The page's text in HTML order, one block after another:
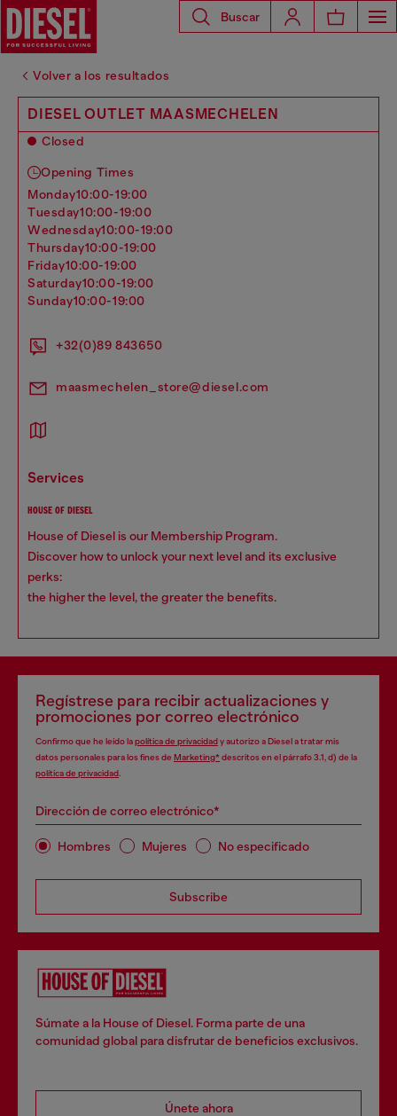
Buscar
Volver a los resultados
DIESEL OUTLET MAASMECHELEN
Closed
Opening Times
monday10:00-19:00
tuesday10:00-19:00
wednesday10:00-19:00
thursday10:00-19:00
friday10:00-19:00
saturday10:00-19:00
sunday10:00-19:00
+32(0)89 843650
maasmechelen_store@diesel.com
services
HOUSE OF DIESEL
House of Diesel is our Membership Program.
Discover how to unlock your next level and its exclusive
perks:
the higher the level, the greater the benefits.
Regístrese para recibir actualizaciones y
promociones por correo electrónico
Confirmo que he leído lapolítica de privacidady autorizo a Diesel a tratar mis
datos personales para los fines de Marketing*descritos en el párrafo 3.1, d) de la
política de privacidad
Dirección de correo electrónico*
Hombres Mujeres No especificado
Subscribe
Súmate a la House of Diesel. Forma parte de una
comunidad global para disfrutar de beneficios exclusivos.
Únete ahora